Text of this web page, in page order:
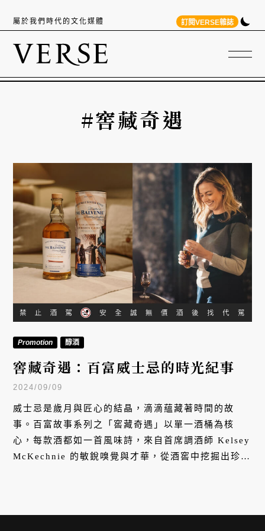
屬於我們時代的文化媒體 訂閱VERSE雜誌
#窖藏奇遇
Promotion 醇酒
窖藏奇遇：百富威士忌的時光紀事
2024/09/09
威士忌是歲月與匠心的結晶，滴滴蘊藏著時間的故
事。百富故事系列之「窖藏奇遇」以單一酒桶為核
心，每款酒都如一首風味詩，來自首席調酒師 Kelsey
McKechnie 的敏銳嗅覺與才華，從酒窖中挖掘出珍稀